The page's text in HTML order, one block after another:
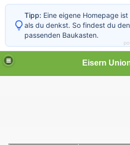
Eisern
Tipp: Eine eigene Homepage
als du denkst. So findest du den
passenden Baukasten.